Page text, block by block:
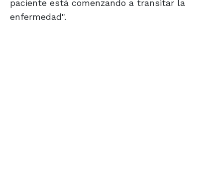
paciente está comenzando a transitar la
enfermedad".